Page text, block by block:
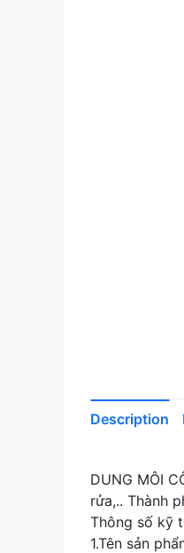
Description
DUNG MÔI
rửa,.. Thành
Thông số kỹ
1.Tên sản